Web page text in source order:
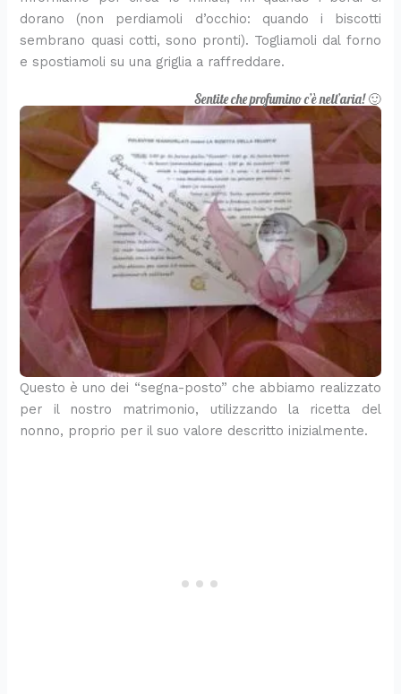
dorano (non perdiamoli d’occhio: quando i biscotti
sembrano quasi cotti, sono pronti). Togliamoli dal forno
e spostiamoli su una griglia a raffreddare.
Sentite che profumino c’è nell’aria! 🙂
Questo è uno dei “segna-posto” che abbiamo realizzato
per il nostro matrimonio, utilizzando la ricetta del
nonno, proprio per il suo valore descritto inizialmente.